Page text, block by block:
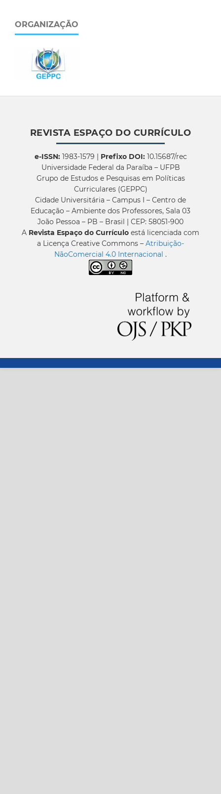
ORGANIZAÇÃO
REVISTA ESPAÇO DO CURRÍCULO
e-ISSN:1983-1579 | Prefixo DOI:10.15687/rec
Universidade Federal da Paraíba – UFPB
Grupo de Estudos e Pesquisas em Políticas
Curriculares (GEPPC)
Cidade Universitária – Campus I – Centro de
Educação – Ambiente dos Professores, Sala 03
João Pessoa – PB – Brasil | CEP: 58051-900
A Revista Espaço do Currículo está licenciada com
a Licença Creative Commons – Atribuição-
NãoComercial 4.0 Internacional .